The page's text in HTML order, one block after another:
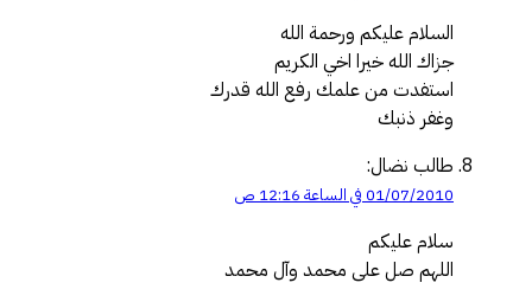
السلام عليكم ورحمة الله
جزاك الله خيرا اخي الكريم
استفدت من علمك رفع الله قدرك
وغفر ذنبك
طالب نضال:
01/07/2010 في الساعة 12:16 ص
سلام عليكم
اللهم صل على محمد وآل محمد